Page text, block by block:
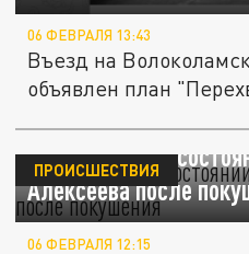
06 ФЕВРАЛЯ 13:43
Въезд на
объявлен план
Что известно о
Алексеева после
ПРОИСШЕСТВИЯ
06 ФЕВРАЛЯ 12:15